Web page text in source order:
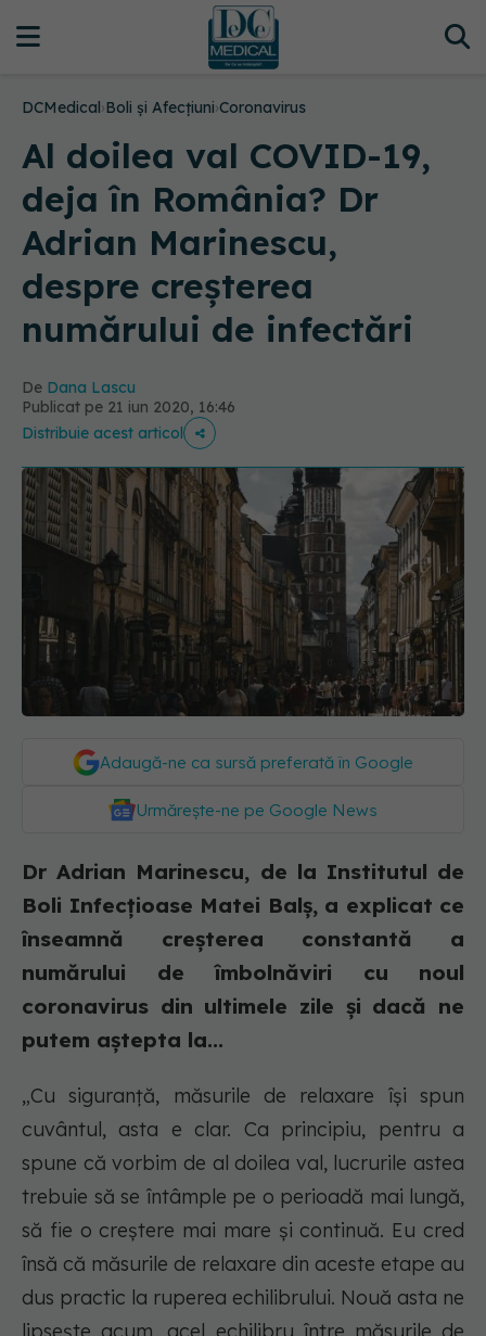
DCMedical›Boli și Afecțiuni›Coronavirus
Al doilea val COVID-19,
deja în România? Dr
Adrian Marinescu,
despre creșterea
numărului de infectări
De Dana Lascu
Publicat pe 21 iun 2020, 16:46
Distribuie acest articol
Adaugă-ne ca sursă preferată în Google
Urmărește-ne pe Google News
Dr Adrian Marinescu, de la Institutul de
Boli Infecțioase Matei Balș, a explicat ce
înseamnă creșterea constantă a
numărului de îmbolnăviri cu noul
coronavirus din ultimele zile și dacă ne
putem aștepta la...
„Cu siguranță, măsurile de relaxare își spun
cuvântul, asta e clar. Ca principiu, pentru a
spune că vorbim de al doilea val, lucrurile astea
trebuie să se întâmple pe o perioadă mai lungă,
să fie o creștere mai mare și continuă. Eu cred
însă că măsurile de relaxare din aceste etape au
dus practic la ruperea echilibrului. Nouă asta ne